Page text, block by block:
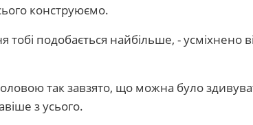
конструюємо.
тобі подобається найбільше, - усміхнено
так завзято, що можна було
з усього.